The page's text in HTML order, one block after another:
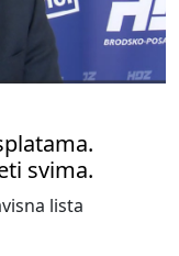
svima.
lista